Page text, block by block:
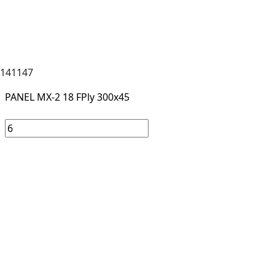
141147
PANEL MX-2 18 FPly 300x45